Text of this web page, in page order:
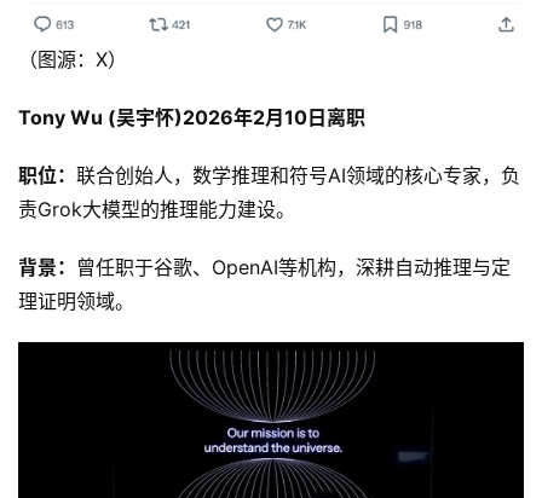
（图源：X）
Tony Wu (吴宇怀)2026年2月10日离职
职位： 联合创始人，数学推理和符号AI领域的核心专家，负
责Grok大模型的推理能力建设。
背景： 曾任职于谷歌、OpenAI等机构，深耕自动推理与定
理证明领域。